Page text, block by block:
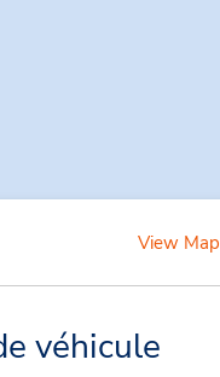
View Map
véhicule